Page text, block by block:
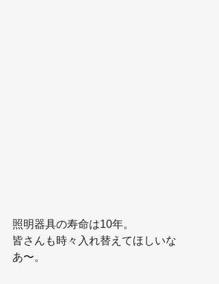
照明器具の寿命は10年。
皆さんも時々入れ替えてほしいな
あ〜。